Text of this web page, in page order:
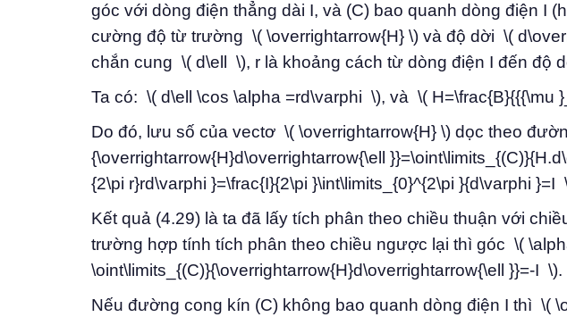
góc với dòng điện thẳng dài I, và (C) bao quanh dòng điện I
cường độ từ trường \( \overrightarrow{H} \) và độ dời \(
chắn cung \( d\ell \), r là khoảng cách từ dòng điện I đến độ
Ta có: \( d\ell \cos \alpha =rd\varphi \), và \( H=\frac{B}{{{\mu
Do đó, lưu số của vectơ \( \overrightarrow{H} \) dọc theo
{\overrightarrow{H}d\overrightarrow{\ell
{2\pi r}rd\varphi }=\frac{I}{2\pi }\int\limits_{0}^{2\pi }{d\varphi
Kết quả (4.29) là ta đã lấy tích phân theo chiều thuận với
trường hợp tính tích phân theo chiều ngược lại thì góc \(
\oint\limits_{(C)}{\overrightarrow{H}d\overrightarrow{\ell }}=-I \).
Nếu đường cong kín (C) không bao quanh dòng điện I thì \(